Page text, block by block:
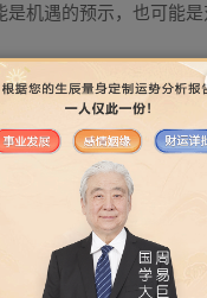
是机遇的预示，也可能
梦之，往西走吉利，往
有所提升之迹象。
汽车钥匙丢了，大吉大
颇多，事业顺利。
，事业中多有改善之意，